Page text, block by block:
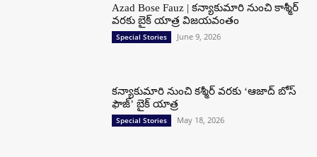
Azad Bose Fauz | కన్యాకుమారి నుంచి కాశ్మీర్
వరకు బైక్ యాత్ర విజయవంతం
Special Stories June 9, 2026
కన్యాకుమారి నుంచి కశ్మీర్ వరకు ‘ఆజాద్ బోస్
ఫౌజ్’ బైక్ యాత్ర
Special Stories May 18, 2026